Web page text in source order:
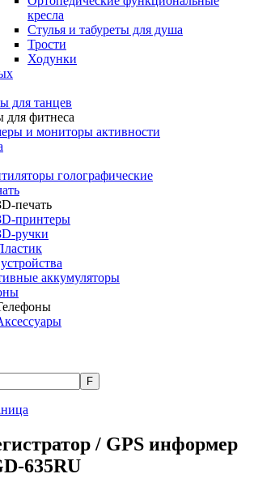
кресла
Стулья и табуреты для душа
Трости
Ходунки
для танцев
для фитнеса
и мониторы активности
голографические
печать
принтеры
ручки
аккумуляторы
F
/ GPS информер
635RU